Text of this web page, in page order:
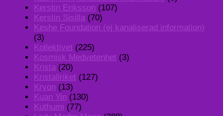
Kerstin Eriksson (107)
Kerstin Sisilla (70)
Keshe Foundation (ej kanaliserad information)
(3)
Kollektivet (225)
Kosmisk Medvetenhet (3)
Krista (20)
Kristallriket (127)
Kryon (13)
Kuan Yin (130)
Kuthumi (77)